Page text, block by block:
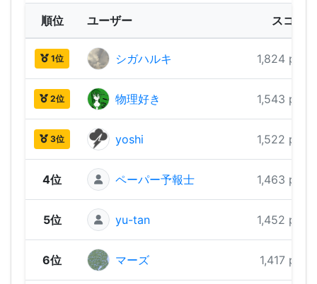
順位 ユーザー スコア
1位 シガハルキ 1,824 pts
2位 物理好き 1,543 pts
3位 yoshi 1,522 pts
4位 ペーパー予報士 1,463 pts
5位 yu-tan 1,452 pts
6位 マーズ 1,417 pts